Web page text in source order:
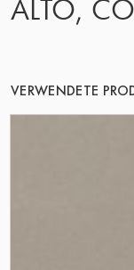
ALTO,
VERWENDETE